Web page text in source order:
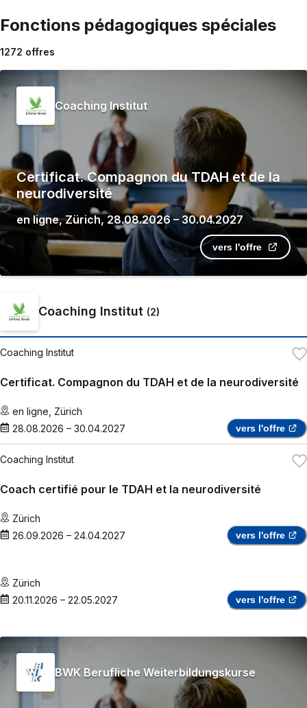
Fonctions pédagogiques spéciales
1272 offres
Coaching Institut
Certificat. Compagnon du TDAH et de la
neurodiversité
en ligne,Zürich, 28.08.2026– 30.04.2027
vers l'offre
Coaching Institut (2)
Coaching Institut
Certificat. Compagnon du TDAH et de la neurodiversité
en ligne Zürich
28.08.2026 – 30.04.2027 vers l'offre
Coaching Institut
Coach certifié pour le TDAH et la neurodiversité
Zürich
26.09.2026 – 24.04.2027 vers l'offre
Zürich
20.11.2026 – 22.05.2027 vers l'offre
BWK Berufliche Weiterbildungskurse